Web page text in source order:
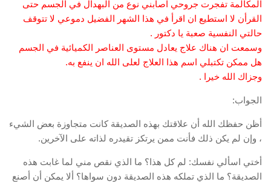
المكالمة تفجرت جروحي اصابني نوع من البهدال في الجسم حتى
القرأن لا استطيع ان اقرأ في هذا الشهر الفضيل دموعي لا تتوقف
حالتي النفسية صعبة يا دكتور .
وسمعت ان هناك علاج يعادل مستوى العناصر الكميائية في الجسم
هل ممكن تكتبلي اسم هذا العلاج لعلى الله ان ينفع به.
وجزاك الله خيرا .
الجواب:
أظن حفظك الله أن علاقتك بهذه الصديقة كانت متجاوزة بعض الشيء
، وإن لم يكن ذلك فأنت ممن يرتكز تقيدره لذاته على الآخرين.
أختي اسألي نفسك: لم كل هذا؟ ما الذي نقص مني لما غابت هذه
الصديقة؟ ما الذي تملكه هذه الصديقة دون سواها؟ ألا يمكن أن أصنع